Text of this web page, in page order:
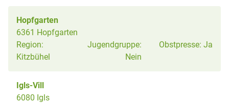
Hopfgarten
6361 Hopfgarten
Region:
Kitzbühel
Jugendgruppe:
Nein
Obstpresse: Ja
Igls-Vill
6080 Igls